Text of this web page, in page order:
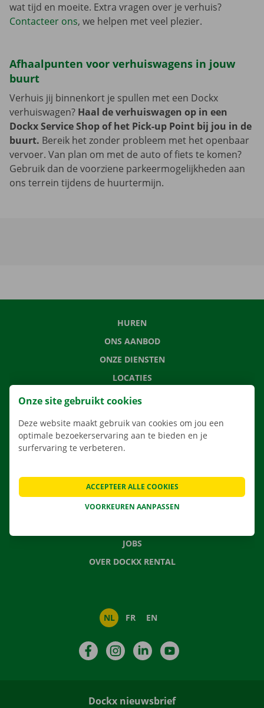
wat tijd en moeite. Extra vragen over je verhuis?
Contacteer ons, we helpen met veel plezier.
Afhaalpunten voor verhuiswagens in jouw
buurt
Verhuis jij binnenkort je spullen met een Dockx
verhuiswagen? Haal de verhuiswagen op in een
Dockx Service Shop of het Pick-up Point bij jou in de
buurt. Bereik het zonder probleem met het openbaar
vervoer. Van plan om met de auto of fiets te komen?
Gebruik dan de voorziene parkeermogelijkheden aan
ons terrein tijdens de huurtermijn.
HUREN
ONS AANBOD
ONZE DIENSTEN
LOCATIES
APP
VEELGESTELDE VRAGEN
NIEUWS
JOBS
OVER DOCKX RENTAL
NL FR EN
FacebookInstagramLinkedIn
Dockx nieuwsbrief
Onze site gebruikt cookies
Deze website maakt gebruik van cookies om jou een
optimale bezoekerservaring aan te bieden en je
surfervaring te verbeteren.
VOORKEUREN AANPASSEN
ACCEPTEER ALLE COOKIES